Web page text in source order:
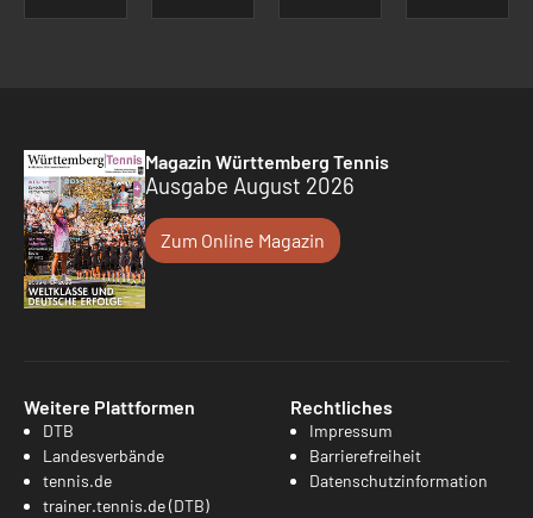
Magazin Württemberg Tennis
Ausgabe August 2026
Zum Online Magazin
Weitere Plattformen
DTB
Landesverbände
tennis.de
trainer.tennis.de (DTB)
Rechtliches
Impressum
Barrierefreiheit
Datenschutzinformation